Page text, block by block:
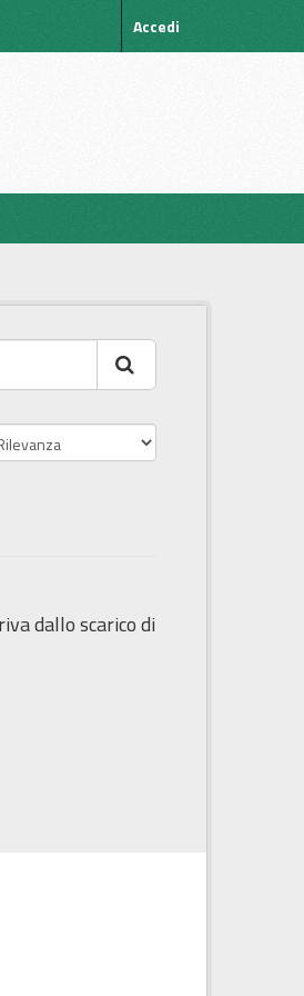
Accedi
dallo scarico di